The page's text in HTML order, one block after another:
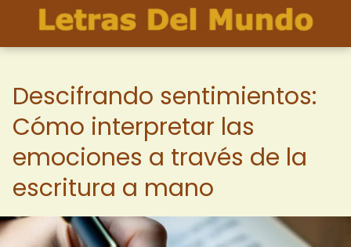
Descifrando sentimientos:
Cómo interpretar las
emociones a través de la
escritura a mano